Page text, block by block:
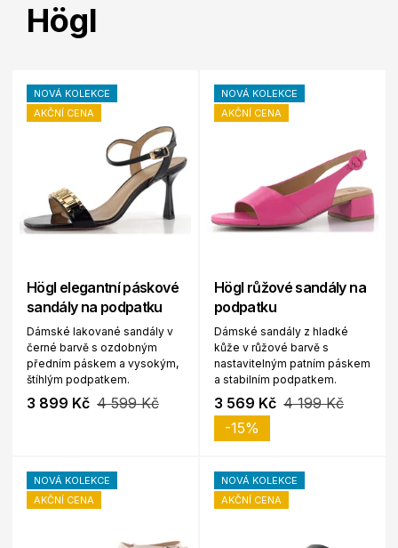
Högl
NOVÁ KOLEKCE
AKČNÍ CENA
Högl elegantní páskové
sandály na podpatku
Dámské lakované sandály v
černé barvě s ozdobným
předním páskem a vysokým,
štíhlým podpatkem.
3 899 Kč 4 599 Kč
NOVÁ KOLEKCE
AKČNÍ CENA
Högl růžové sandály na
podpatku
Dámské sandály z hladké
kůže v růžové barvě s
nastavitelným patním páskem
a stabilním podpatkem.
3 569 Kč 4 199 Kč
-15%
NOVÁ KOLEKCE
AKČNÍ CENA
NOVÁ KOLEKCE
AKČNÍ CENA